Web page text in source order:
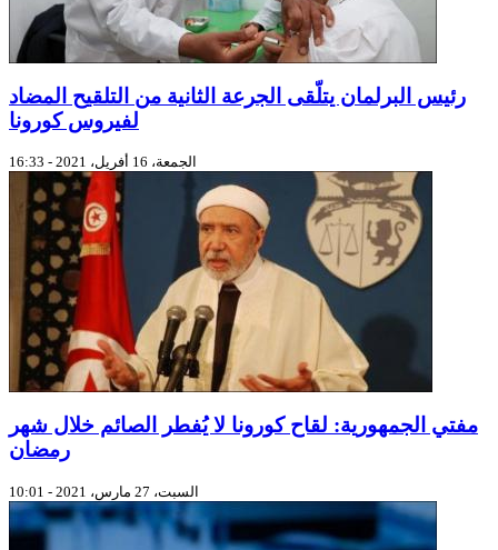
رئيس البرلمان يتلّقى الجرعة الثانية من التلقيح المضاد
لفيروس كورونا
الجمعة، 16 أفريل، 2021 - 16:33
مفتي الجمهورية: لقاح كورونا لا يُفطر الصائم خلال شهر
رمضان
السبت، 27 مارس، 2021 - 10:01